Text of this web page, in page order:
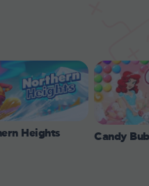
Heights Candy